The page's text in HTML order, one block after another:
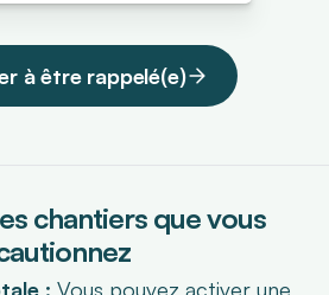
à être rappelé(e)
chantiers que vous
: Vous pouvez activer une